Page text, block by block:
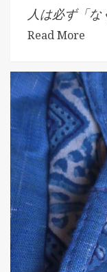
人は必ず「な
Read More